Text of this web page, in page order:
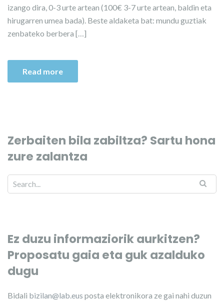
izango dira, 0-3 urte artean (100€ 3-7 urte artean, baldin eta
hirugarren umea bada). Beste aldaketa bat: mundu guztiak
zenbateko berbera […]
Read more
Zerbaiten bila zabiltza? Sartu hona
zure zalantza
Ez duzu informaziorik aurkitzen?
Proposatu gaia eta guk azalduko
dugu
Bidali bizilan@lab.eus posta elektronikora ze gai nahi duzun